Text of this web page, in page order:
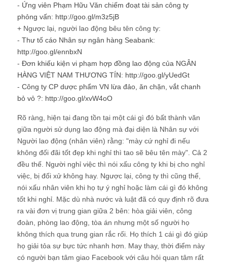
- Ứng viên Phạm Hữu Văn chiếm đoạt tài sản công ty
phỏng vấn: http://goo.gl/m3z5jB
+ Ngược lại, người lao động bêu tên công ty:
- Thư tố cáo Nhân sự ngân hàng Seabank:
http://goo.gl/ennbxN
- Đơn khiếu kiện vi phạm hợp đồng lao động của NGÂN
HÀNG VIỆT NAM THƯƠNG TÍN: http://goo.gl/yUedGt
- Công ty CP dược phẩm VN lừa đảo, ăn chặn, vắt chanh
bỏ vỏ ?: http://goo.gl/xvW4oO
Rõ ràng, hiện tại đang tồn tại một cái gì đó bất thành văn
giữa người sử dụng lao động mà đại diện là Nhân sự với
Người lao động (nhân viên) rằng: "mày cứ nghỉ đi nếu
không đối đãi tốt đẹp khi nghỉ thì tao sẽ bêu tên mày". Cả 2
đều thế. Người nghỉ việc thì nói xấu công ty khi bị cho nghỉ
việc, bị đối xử không hay. Ngược lại, công ty thì cũng thế,
nói xấu nhân viên khi họ tự ý nghỉ hoặc làm cái gì đó không
tốt khi nghỉ. Mặc dù nhà nước và luật đã có quy định rõ đưa
ra vài đơn vị trung gian giữa 2 bên: hòa giải viên, công
đoàn, phòng lao động, tòa án nhưng một số người họ
không thích qua trung gian rắc rối. Họ thích 1 cái gì đó giúp
họ giải tỏa sự bực tức nhanh hơn. May thay, thời điểm này
có người bạn tâm giao Facebook với câu hỏi quan tâm rất